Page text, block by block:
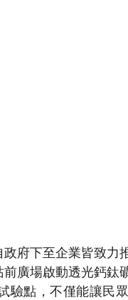
府下至企業皆致力
廣場啟動透光鈣鈦
驗點，不僅能讓民